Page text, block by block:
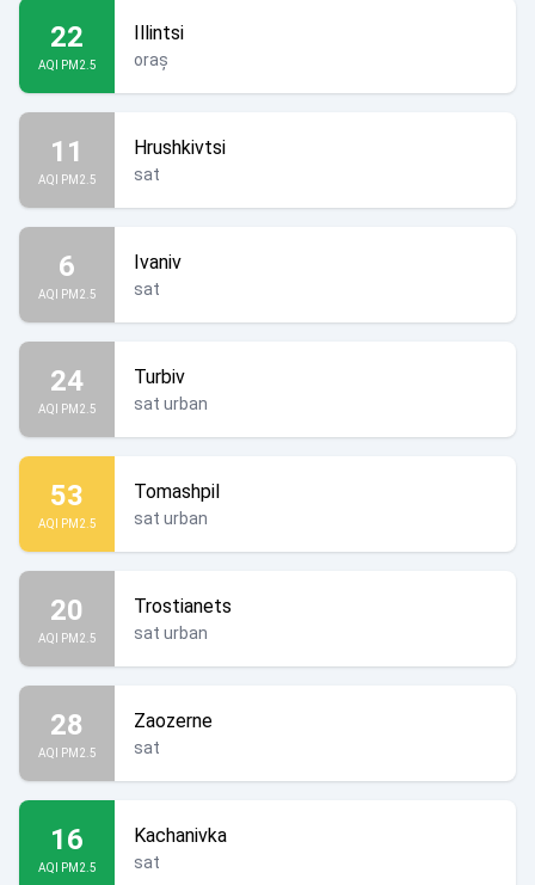
22
AQI PM2.5
Illintsi
oraș
11
AQI PM2.5
Hrushkivtsi
sat
6
AQI PM2.5
Ivaniv
sat
24
AQI PM2.5
Turbiv
sat urban
53
AQI PM2.5
Tomashpil
sat urban
20
AQI PM2.5
Trostianets
sat urban
28
AQI PM2.5
Zaozerne
sat
16
AQI PM2.5
Kachanivka
sat